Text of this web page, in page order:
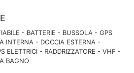
- BATTERIE - BUSSOLA - GPS
INTERNA - DOCCIA ESTERNA -
ELETTRICI - RADDRIZZATORE - VHF -
BAGNO